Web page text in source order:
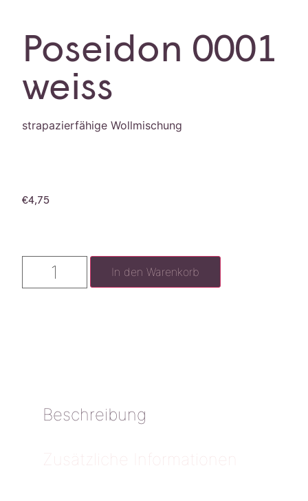
Poseidon 0001
weiss
strapazierfähige Wollmischung
€4,75
In den Warenkorb
Beschreibung
Zusätzliche Informationen